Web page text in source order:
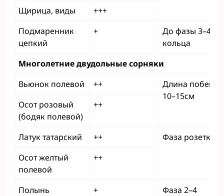
Щирица, виды
+++
Подмаренник
цепкий
+
До фазы 3–4
кольца
Многолетние двудольные сорняки
Вьюнок полевой
++
Длина побегов
10–15см
Осот розовый
(бодяк полевой)
++
Латук татарский ++
Фаза розетки
Осот желтый
полевой
++
Полынь
+
Фаза 2–4